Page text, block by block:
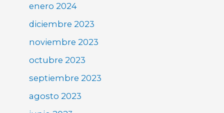
enero 2024
diciembre 2023
noviembre 2023
octubre 2023
septiembre 2023
agosto 2023